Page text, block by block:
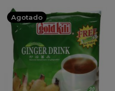
Agotado